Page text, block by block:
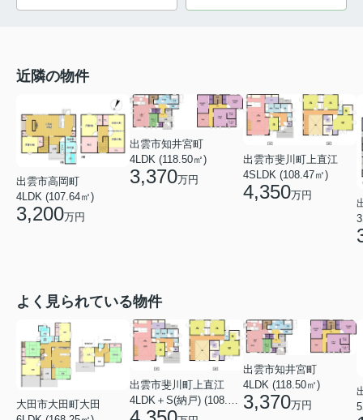
近隣の物件
出雲市高岡町
4LDK (107.64㎡)
3,200万円
出雲市知井宮町
4LDK (118.50㎡)
3,370万円
出雲市斐川町上直江
4SLDK (108.47㎡)
4,350万円
よく見られている物件
大田市大田町大田
出雲市斐川町上直江
4LDK＋S(納戸) (108.47㎡)
出雲市知井宮町
4LDK (118.50㎡)
3,370万円